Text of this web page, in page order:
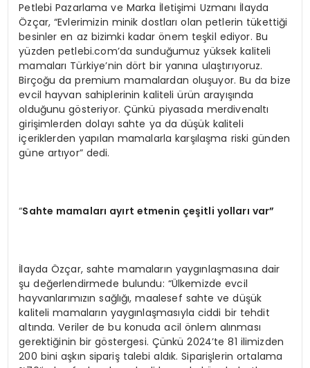
Petlebi Pazarlama ve Marka İletişimi Uzmanı İlayda
Özçar, “Evlerimizin minik dostları olan petlerin tükettiği
besinler en az bizimki kadar önem teşkil ediyor. Bu
yüzden petlebi.com’da sunduğumuz yüksek kaliteli
mamaları Türkiye’nin dört bir yanına ulaştırıyoruz.
Birçoğu da premium mamalardan oluşuyor. Bu da bize
evcil hayvan sahiplerinin kaliteli ürün arayışında
olduğunu gösteriyor. Çünkü piyasada merdivenaltı
girişimlerden dolayı sahte ya da düşük kaliteli
içeriklerden yapılan mamalarla karşılaşma riski günden
güne artıyor” dedi.
“Sahte mamaları ayırt etmenin çeşitli yolları var”
İlayda Özçar, sahte mamaların yaygınlaşmasına dair
şu değerlendirmede bulundu: “Ülkemizde evcil
hayvanlarımızın sağlığı, maalesef sahte ve düşük
kaliteli mamaların yaygınlaşmasıyla ciddi bir tehdit
altında. Veriler de bu konuda acil önlem alınması
gerektiğinin bir göstergesi. Çünkü 2024’te 81 ilimizden
200 bini aşkın sipariş talebi aldık. Siparişlerin ortalama